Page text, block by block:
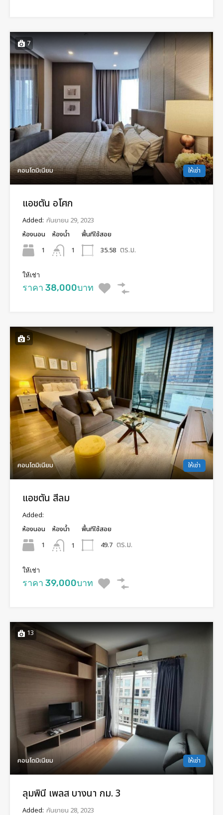
7
คอนโดมิเนียม ให้เช่า
แอชตัน อโศก
Added: กันยายน 29, 2023
ห้องนอน
1
ห้องน้ำ
1
พื้นทีใช้สอย
35.58 ตร.ม.
ให้เช่า
ราคา 38,000บาท
5
คอนโดมิเนียม ให้เช่า
แอชตัน สีลม
Added:
ห้องนอน
1
ห้องน้ำ
1
พื้นทีใช้สอย
49.7 ตร.ม.
ให้เช่า
ราคา 39,000บาท
13
คอนโดมิเนียม ให้เช่า
ลุมพินี เพลส บางนา กม. 3
Added: กันยายน 28, 2023